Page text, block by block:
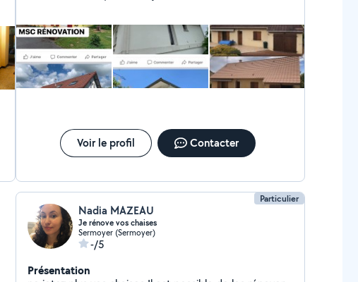
Voir le profil Contacter
Particulier
Nadia MAZEAU
Je rénove vos chaises
Sermoyer (Sermoyer)
-/5
Présentation